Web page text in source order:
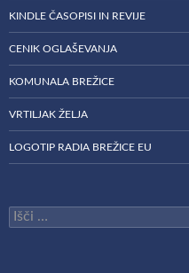
KINDLE ČASOPISI IN REVIJE
CENIK OGLAŠEVANJA
KOMUNALA BREŽICE
VRTILJAK ŽELJA
LOGOTIP RADIA BREŽICE EU
Išči: